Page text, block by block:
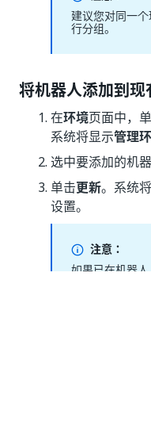
建议您对同一
行分组。
将机器人添加到现
在环境页面中，
系统将显示管理
选中要添加的机
单击更新。系统
设置。
注意：
如果已在机器